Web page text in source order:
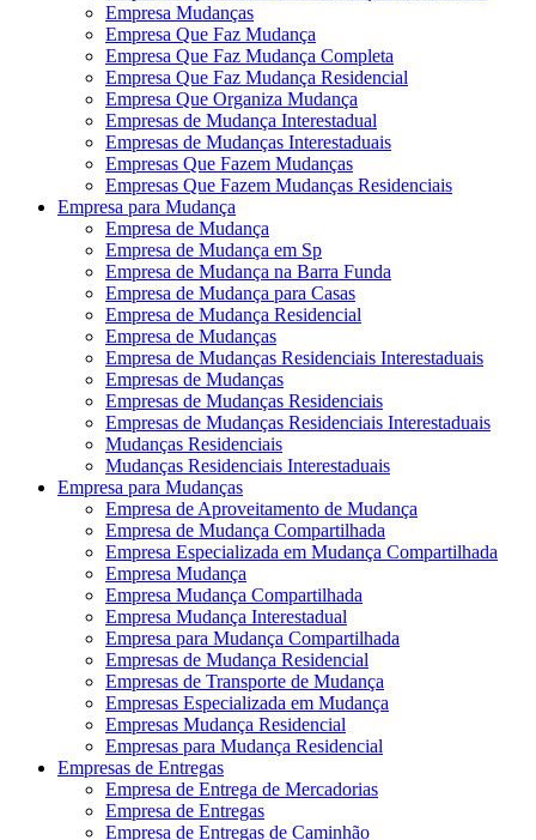
Empresa Mudanças
Empresa Que Faz Mudança
Empresa Que Faz Mudança Completa
Empresa Que Faz Mudança Residencial
Empresa Que Organiza Mudança
Empresas de Mudança Interestadual
Empresas de Mudanças Interestaduais
Empresas Que Fazem Mudanças
Empresas Que Fazem Mudanças Residenciais
Empresa para Mudança
Empresa de Mudança
Empresa de Mudança em Sp
Empresa de Mudança na Barra Funda
Empresa de Mudança para Casas
Empresa de Mudança Residencial
Empresa de Mudanças
Empresa de Mudanças Residenciais Interestaduais
Empresas de Mudanças
Empresas de Mudanças Residenciais
Empresas de Mudanças Residenciais Interestaduais
Mudanças Residenciais
Mudanças Residenciais Interestaduais
Empresa para Mudanças
Empresa de Aproveitamento de Mudança
Empresa de Mudança Compartilhada
Empresa Especializada em Mudança Compartilhada
Empresa Mudança
Empresa Mudança Compartilhada
Empresa Mudança Interestadual
Empresa para Mudança Compartilhada
Empresas de Mudança Residencial
Empresas de Transporte de Mudança
Empresas Especializada em Mudança
Empresas Mudança Residencial
Empresas para Mudança Residencial
Empresas de Entregas
Empresa de Entrega de Mercadorias
Empresa de Entregas
Empresa de Entregas de Caminhão